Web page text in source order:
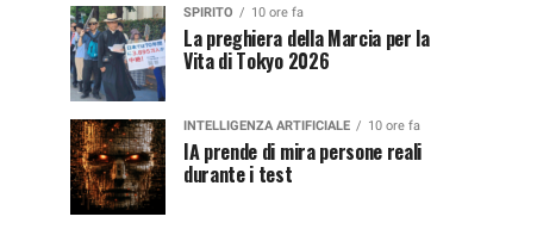
SPIRITO 10 ore fa
La preghiera della Marcia per la
Vita di Tokyo 2026
INTELLIGENZA ARTIFICIALE 10 ore fa
IA prende di mira persone reali
durante i test